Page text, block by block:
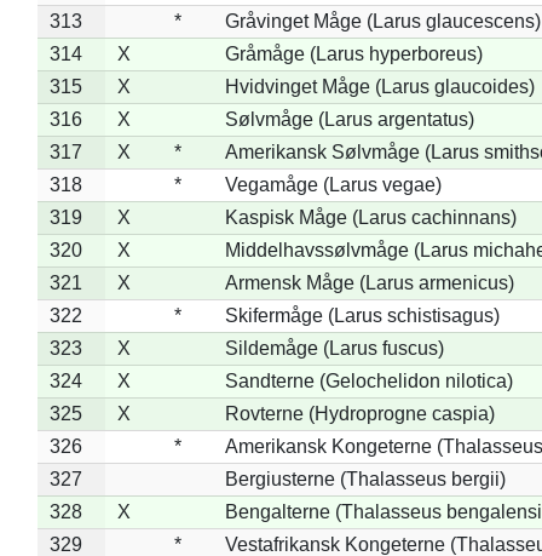
313
*
Gråvinget Måge (Larus glaucescens)
314
X
Gråmåge (Larus hyperboreus)
315
X
Hvidvinget Måge (Larus glaucoides)
316
X
Sølvmåge (Larus argentatus)
317
X *
Amerikansk Sølvmåge (Larus
318
*
Vegamåge (Larus vegae)
319
X
Kaspisk Måge (Larus cachinnans)
320
X
Middelhavssølvmåge (Larus
321
X
Armensk Måge (Larus armenicus)
322
*
Skifermåge (Larus schistisagus)
323
X
Sildemåge (Larus fuscus)
324
X
Sandterne (Gelochelidon nilotica)
325
X
Rovterne (Hydroprogne caspia)
326
*
Amerikansk Kongeterne
327
Bergiusterne (Thalasseus bergii)
328
X
Bengalterne (Thalasseus
329
*
Vestafrikansk Kongeterne